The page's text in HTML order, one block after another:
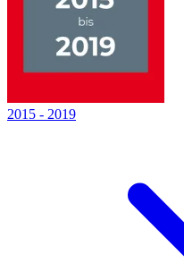
2015 - 2019